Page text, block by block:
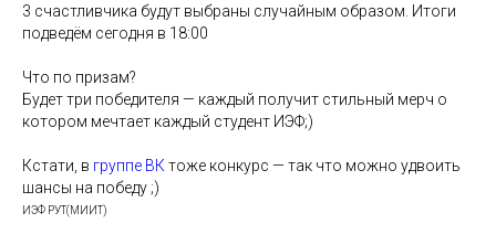
3 счастливчика будут выбраны случайным образом. Итоги
подведём сегодня в 18:00
Что по призам?
Будет три победителя — каждый получит стильный мерч о
котором мечтает каждый студент ИЭФ;)
Кстати, в группе ВК тоже конкурс — так что можно удвоить
шансы на победу ;)
ИЭФ РУТ(МИИТ)